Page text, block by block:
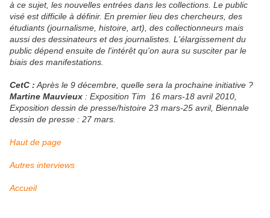
à ce sujet, les nouvelles entrées dans les collections. Le public
visé est difficile à définir. En premier lieu des chercheurs, des
étudiants (journalisme, histoire, art), des collectionneurs mais
aussi des dessinateurs et des journalistes. L'élargissement du
public dépend ensuite de l'intérêt qu'on aura su susciter par le
biais des manifestations.
CetC : Après le 9 décembre, quelle sera la prochaine initiative ?
Martine Mauvieux : Exposition Tim 16 mars-18 avril 2010,
Exposition dessin de presse/histoire 23 mars-25 avril, Biennale
dessin de presse : 27 mars.
Haut de page
Autres interviews
Accueil